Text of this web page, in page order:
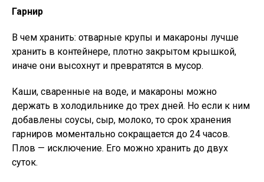
Гарнир
В чем хранить: отварные крупы и макароны лучше
хранить в контейнере, плотно закрытом крышкой,
иначе они высохнут и превратятся в мусор.
Каши, сваренные на воде, и макароны можно
держать в холодильнике до трех дней. Но если к ним
добавлены соусы, сыр, молоко, то срок хранения
гарниров моментально сокращается до 24 часов.
Плов — исключение. Его можно хранить до двух
суток.